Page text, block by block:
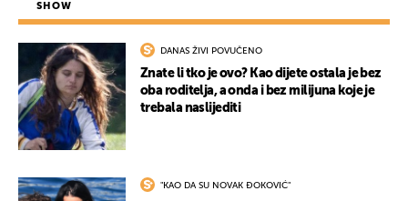
SHOW
DANAS ŽIVI POVUČENO
Znate li tko je ovo? Kao dijete ostala je bez
oba roditelja, a onda i bez milijuna koje je
trebala naslijediti
"KAO DA SU NOVAK ĐOKOVIĆ"